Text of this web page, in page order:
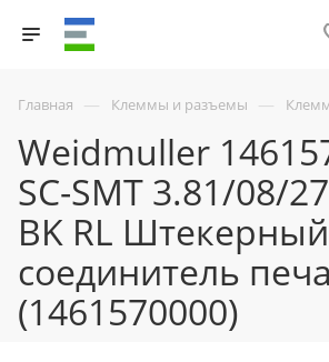
Главная — Клеммы и разъемы —
Weidmuller
SC-SMT 3.81/08/
BK RL Штекерный
соединитель
(1461570000)